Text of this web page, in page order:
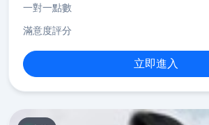
一對一點數
滿意度評分
立即進入